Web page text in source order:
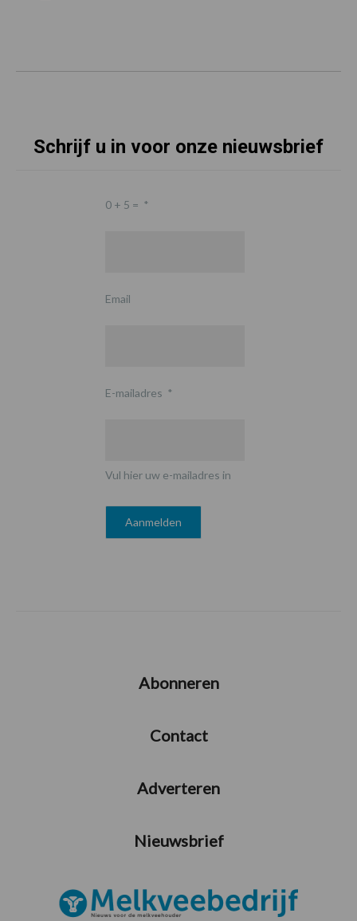
Schrijf u in voor onze nieuwsbrief
0 + 5 = *
Email
E-mailadres *
Vul hier uw e-mailadres in
Abonneren
Contact
Adverteren
Nieuwsbrief